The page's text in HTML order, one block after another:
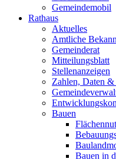
Gemeindemobil
Rathaus
Aktuelles
Amtliche
Gemeinderat
Mitteilungsblatt
Stellenanzeigen
Zahlen, Daten &
Bauen
Bauen in